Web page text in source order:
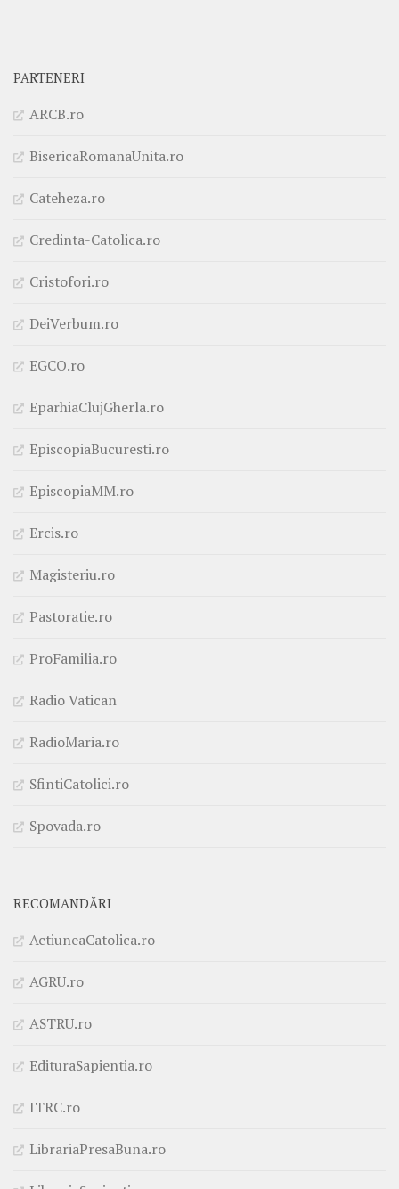
PARTENERI
ARCB.ro
BisericaRomanaUnita.ro
Cateheza.ro
Credinta-Catolica.ro
Cristofori.ro
DeiVerbum.ro
EGCO.ro
EparhiaClujGherla.ro
EpiscopiaBucuresti.ro
EpiscopiaMM.ro
Ercis.ro
Magisteriu.ro
Pastoratie.ro
ProFamilia.ro
Radio Vatican
RadioMaria.ro
SfintiCatolici.ro
Spovada.ro
RECOMANDĂRI
ActiuneaCatolica.ro
AGRU.ro
ASTRU.ro
EdituraSapientia.ro
ITRC.ro
LibrariaPresaBuna.ro